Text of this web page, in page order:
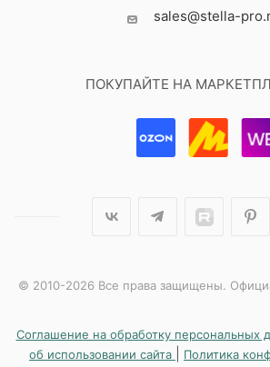
sales@stella-
ПОКУПАЙТЕ НА
© 2010-2026 Все права защищены.
Соглашение на обработку персональных
об использовании сайта
Политика